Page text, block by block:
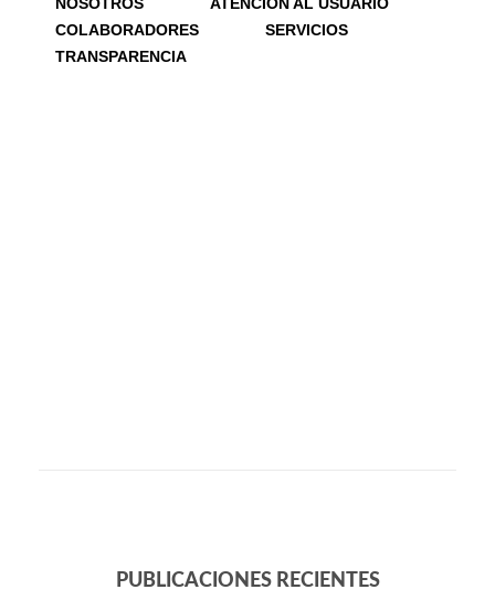
COLABORADORES
SERVICIOS
TRANSPARENCIA
PUBLICACIONES RECIENTES